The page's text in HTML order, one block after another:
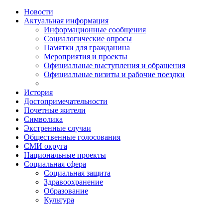
Новости
Актуальная информация
Информационные сообщения
Социалогические опросы
Памятки для гражданина
Мероприятия и проекты
Официальные выступления и обращения
Официальные визиты и рабочие поездки
История
Достопримечательности
Почетные жители
Символика
Экстренные случаи
Общественные голосования
СМИ округа
Национальные проекты
Социальная сфера
Социальная защита
Здравоохранение
Образование
Культура